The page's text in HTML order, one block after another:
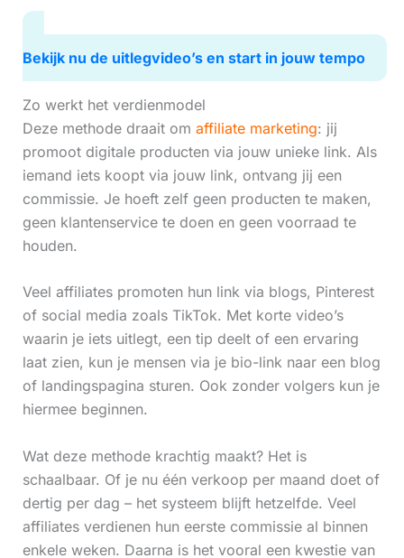
Bekijk nu de uitlegvideo’s en start in jouw tempo
Zo werkt het verdienmodel
Deze methode draait om affiliate marketing: jij
promoot digitale producten via jouw unieke link. Als
iemand iets koopt via jouw link, ontvang jij een
commissie. Je hoeft zelf geen producten te maken,
geen klantenservice te doen en geen voorraad te
houden.
Veel affiliates promoten hun link via blogs, Pinterest
of social media zoals TikTok. Met korte video’s
waarin je iets uitlegt, een tip deelt of een ervaring
laat zien, kun je mensen via je bio-link naar een blog
of landingspagina sturen. Ook zonder volgers kun je
hiermee beginnen.
Wat deze methode krachtig maakt? Het is
schaalbaar. Of je nu één verkoop per maand doet of
dertig per dag – het systeem blijft hetzelfde. Veel
affiliates verdienen hun eerste commissie al binnen
enkele weken. Daarna is het vooral een kwestie van